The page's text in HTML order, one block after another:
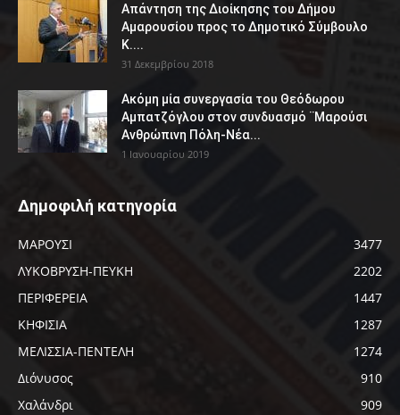
Απάντηση της Διοίκησης του Δήμου
Αμαρουσίου προς το Δημοτικό Σύμβουλο
Κ....
31 Δεκεμβρίου 2018
Ακόμη μία συνεργασία του Θεόδωρου
Αμπατζόγλου στον συνδυασμό ¨Μαρούσι
Ανθρώπινη Πόλη-Νέα...
1 Ιανουαρίου 2019
Δημοφιλή κατηγορία
ΜΑΡΟΥΣΙ
3477
ΛΥΚΟΒΡΥΣΗ-ΠΕΥΚΗ
2202
ΠΕΡΙΦΕΡΕΙΑ
1447
ΚΗΦΙΣΙΑ
1287
ΜΕΛΙΣΣΙΑ-ΠΕΝΤΕΛΗ
1274
Διόνυσος
910
Χαλάνδρι
909